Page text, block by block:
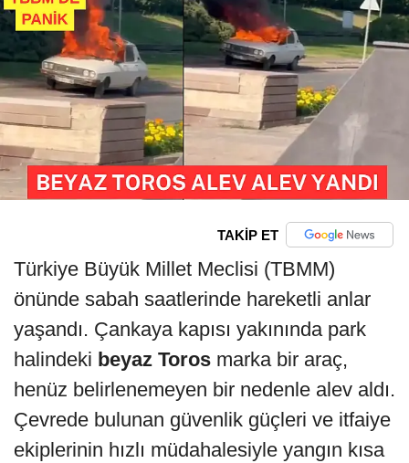
TAKİP ET
Türkiye Büyük Millet Meclisi (TBMM)
önünde sabah saatlerinde hareketli anlar
yaşandı. Çankaya kapısı yakınında park
halindeki beyaz Toros marka bir araç,
henüz belirlenemeyen bir nedenle alev aldı.
Çevrede bulunan güvenlik güçleri ve itfaiye
ekiplerinin hızlı müdahalesiyle yangın kısa